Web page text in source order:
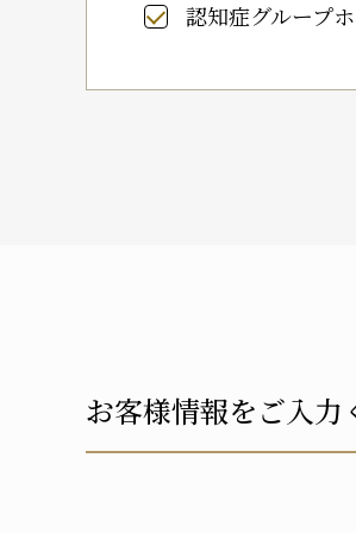
認知症グループ
お客様情報をご入力